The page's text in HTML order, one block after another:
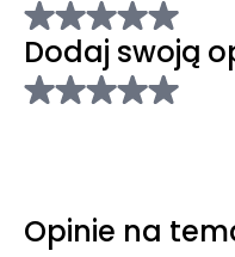
Dodaj swoją
Opinie na